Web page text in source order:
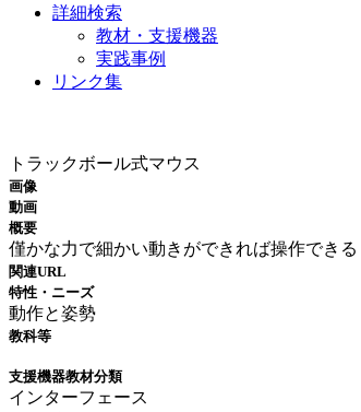
詳細検索
教材・支援機器
実践事例
リンク集
トラックボール式マウス
画像
動画
概要
僅かな力で細かい動きができれば操作できる
関連URL
特性・ニーズ
動作と姿勢
教科等
支援機器教材分類
インターフェース